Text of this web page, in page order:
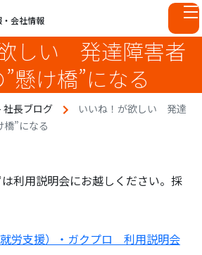
会社情報
欲しい 発達障害者
懸け橋”になる
社長ブログ
いいね！が欲しい 発達
橋”になる
利用説明会にお越しください。採
労支援）・ガクプロ 利用説明会